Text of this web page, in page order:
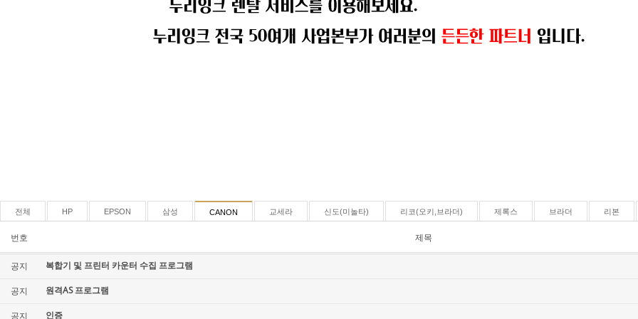
전체 HP EPSON 삼성 CANON 교세라 신도(미놀타) 리코(오키,브라더) 제록스 브라더 리본
번호 제목
공지 복합기 및 프린터 카운터 수집 프로그램
공지 원격AS 프로그램
공지 인증